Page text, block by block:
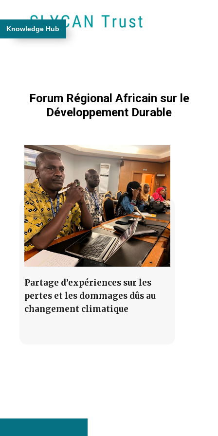
Knowledge Hub
Forum Régional Africain sur le
Développement Durable
Partage d’expériences sur les
pertes et les dommages dûs au
changement climatique